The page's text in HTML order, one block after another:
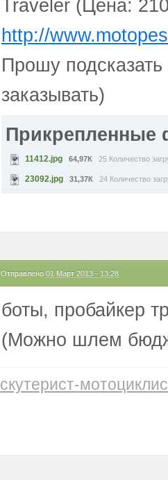
Traveler (Цена:
http://
Прошу подсказать
заказывать)
Прикрепленные
11412.jpg 64,97К 25 Количество
23092.jpg 31,37К 24 Количество
Отправлено 01 Март 2013 - 13:28
боты, пробайкер
(Можно шлем
скутерист-